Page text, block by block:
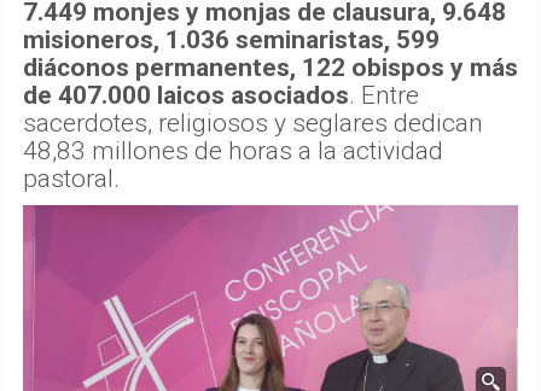
7.449 monjes y monjas de clausura, 9.648
misioneros, 1.036 seminaristas, 599
diáconos permanentes, 122 obispos y más
de 407.000 laicos asociados. Entre
sacerdotes, religiosos y seglares dedican
48,83 millones de horas a la actividad
pastoral.